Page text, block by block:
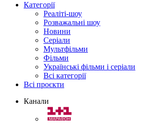
Категорії
Реаліті-шоу
Розважальні шоу
Новини
Серіали
Мультфільми
Фільми
Українські фільми і серіали
Всі категорії
Всі проєкти
Канали